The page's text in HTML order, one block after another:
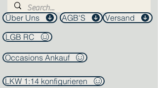
Über Uns AGB'S
Versand
LGB RC
Occasions Ankauf
LKW 1:14 konfigurieren